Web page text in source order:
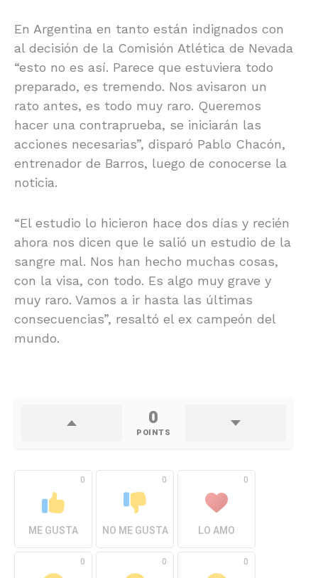
En Argentina en tanto están indignados con
al decisión de la Comisión Atlética de Nevada
“esto no es así. Parece que estuviera todo
preparado, es tremendo. Nos avisaron un
rato antes, es todo muy raro. Queremos
hacer una contraprueba, se iniciarán las
acciones necesarias”, disparó Pablo Chacón,
entrenador de Barros, luego de conocerse la
noticia.
“El estudio lo hicieron hace dos días y recién
ahora nos dicen que le salió un estudio de la
sangre mal. Nos han hecho muchas cosas,
con la visa, con todo. Es algo muy grave y
muy raro. Vamos a ir hasta las últimas
consecuencias”, resaltó el ex campeón del
mundo.
0
POINTS
0
ME GUSTA
0
NO ME GUSTA
0
LO AMO
0 0 0